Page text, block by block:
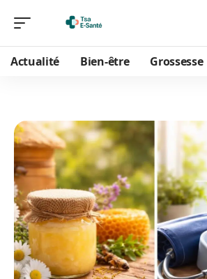
Actualité Bien-être Grossesse